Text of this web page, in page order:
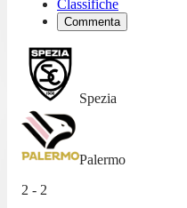
Classifiche
Commenta
Spezia
Palermo
2 - 2